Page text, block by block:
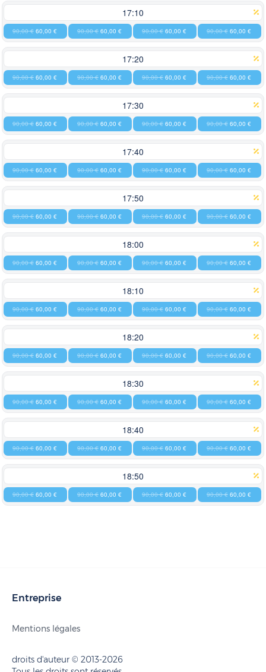
17:10
90,00 € 60,00 € 90,00 € 60,00 € 90,00 € 60,00 € 90,00 € 60,00 €
17:20
90,00 € 60,00 € 90,00 € 60,00 € 90,00 € 60,00 € 90,00 € 60,00 €
17:30
90,00 € 60,00 € 90,00 € 60,00 € 90,00 € 60,00 € 90,00 € 60,00 €
17:40
90,00 € 60,00 € 90,00 € 60,00 € 90,00 € 60,00 € 90,00 € 60,00 €
17:50
90,00 € 60,00 € 90,00 € 60,00 € 90,00 € 60,00 € 90,00 € 60,00 €
18:00
90,00 € 60,00 € 90,00 € 60,00 € 90,00 € 60,00 € 90,00 € 60,00 €
18:10
90,00 € 60,00 € 90,00 € 60,00 € 90,00 € 60,00 € 90,00 € 60,00 €
18:20
90,00 € 60,00 € 90,00 € 60,00 € 90,00 € 60,00 € 90,00 € 60,00 €
18:30
90,00 € 60,00 € 90,00 € 60,00 € 90,00 € 60,00 € 90,00 € 60,00 €
18:40
90,00 € 60,00 € 90,00 € 60,00 € 90,00 € 60,00 € 90,00 € 60,00 €
18:50
90,00 € 60,00 € 90,00 € 60,00 € 90,00 € 60,00 € 90,00 € 60,00 €
Entreprise
Mentions légales
droits d'auteur © 2013-2026